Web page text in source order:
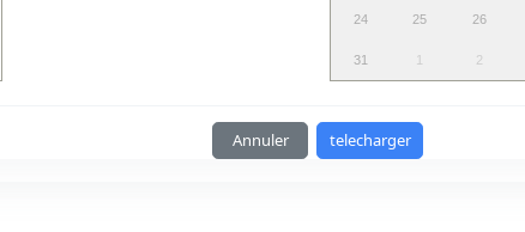
24 25 26
31 2
Annuler telecharger